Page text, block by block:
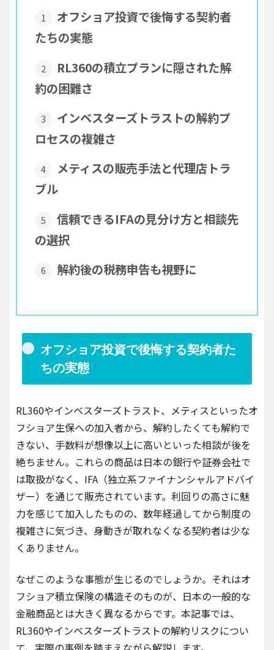
オフショア投資で後悔する契約者
たちの実態
RL360の積立プランに隠された解
約の困難さ
インベスターズトラストの解約プ
ロセスの複雑さ
メティスの販売手法と代理店トラ
ブル
信頼できるIFAの見分け方と相談先
の選択
解約後の税務申告も視野に
オフショア投資で後悔する契約者た
ちの実態
RL360やインベスターズトラスト、メティスといったオ
フショア生保への加入者から、解約したくても解約で
きない、手数料が想像以上に高いといった相談が後を
絶ちません。これらの商品は日本の銀行や証券会社で
は取扱がなく、IFA（独立系ファイナンシャルアドバイ
ザー）を通じて販売されています。利回りの高さに魅
力を感じて加入したものの、数年経過してから制度の
複雑さに気づき、身動きが取れなくなる契約者は少な
くありません。
なぜこのような事態が生じるのでしょうか。それはオ
フショア積立保険の構造そのものが、日本の一般的な
金融商品とは大きく異なるからです。本記事では、
RL360やインベスターズトラストの解約リスクについ